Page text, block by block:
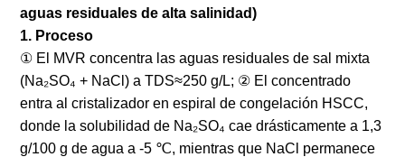
aguas residuales de alta salinidad)
1. Proceso
① El MVR concentra las aguas residuales de sal mixta
(Na₂SO₄ + NaCl) a TDS≈250 g/L; ② El concentrado
entra al cristalizador en espiral de congelación HSCC,
donde la solubilidad de Na₂SO₄ cae drásticamente a 1,3
g/100 g de agua a -5 ℃, mientras que NaCl permanece